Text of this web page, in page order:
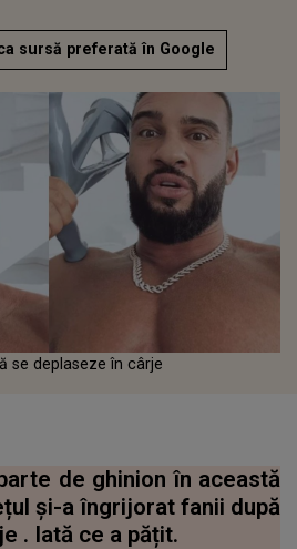
sursă preferată în Google
se deplaseze în cârje
de ghinion în această
și-a îngrijorat fanii după
. Iată ce a pățit.